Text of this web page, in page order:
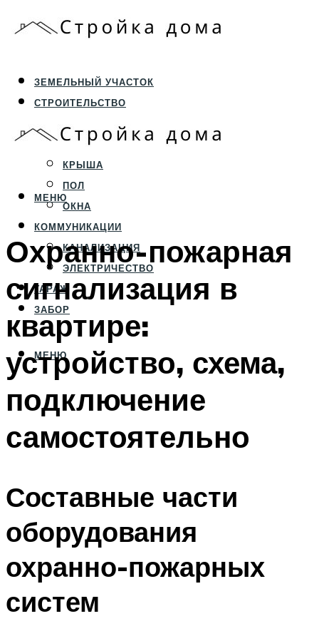
ЗЕМЕЛЬНЫЙ УЧАСТОК
СТРОИТЕЛЬСТВО
ФУНДАМЕНТ И ЦОКОЛЬ
ПЕРЕКРЫТИЯ И СТЕНЫ
КРЫША
ПОЛ
ОКНА
КОММУНИКАЦИИ
КАНАЛИЗАЦИЯ
ЭЛЕКТРИЧЕСТВО
ГАРАЖ
ЗАБОР
МЕНЮ
МЕНЮ
Охранно-пожарная
сигнализация в
квартире:
устройство, схема,
подключение
самостоятельно
Составные части
оборудования
охранно-пожарных
систем